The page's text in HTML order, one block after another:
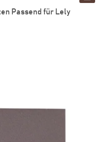
Passend für Lely